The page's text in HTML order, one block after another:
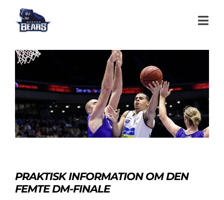
PRAKTISK INFORMATION OM DEN
FEMTE DM-FINALE